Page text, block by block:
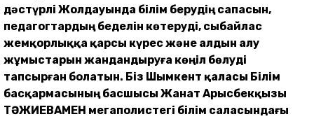
дәстүрлі Жолдауында білім берудің сапасын,
педагогтардың беделін көтеруді, сыбайлас
жемқорлыққа қарсы күрес және алдын алу
жұмыстарын жандандыруға көңіл бөлуді
тапсырған болатын. Біз Шымкент қаласы Білім
басқармасының басшысы Жанат Арысбекқызы
ТӘЖИЕВАМЕН мегаполистегі білім саласындағы